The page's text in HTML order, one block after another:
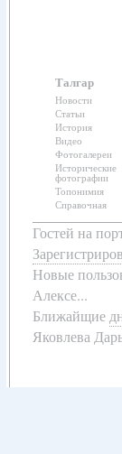
Талгар
Новости
Статьи
История
Видео
Фотогалереи
Исторические
фотографии
Топонимия
Справочная
Гостей на
Новые
Алексе...
Ближайщие
Яковлева